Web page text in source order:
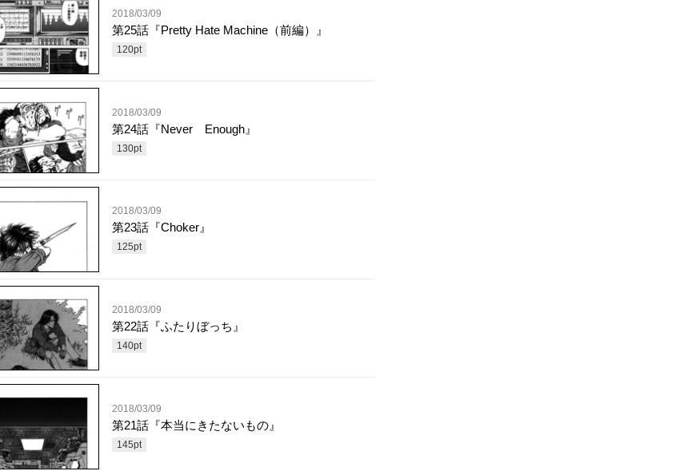
2018/03/09
第25話『Pretty Hate Machine（前編）』
120pt
2018/03/09
第24話『Never Enough』
130pt
2018/03/09
第23話『Choker』
125pt
2018/03/09
第22話『ふたりぼっち』
140pt
2018/03/09
第21話『本当にきたないもの』
145pt